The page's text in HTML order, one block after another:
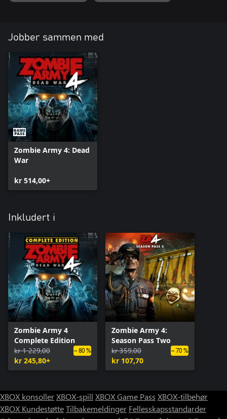
Jobber sammen med
Zombie Army 4: Dead
War
kr 514,00+
Inkludert i
Zombie Army 4
Complete Edition
kr 1 229,00
kr 245,80+
– 80 %
Zombie Army 4:
Season Pass Two
kr 359,00
kr 107,70
– 70 %
XBOX konsollerXBOX-spill XBOX Game Pass XBOX-tilbehør
XBOX KundestøtteTilbakemeldinger Fellesskapsstandarder